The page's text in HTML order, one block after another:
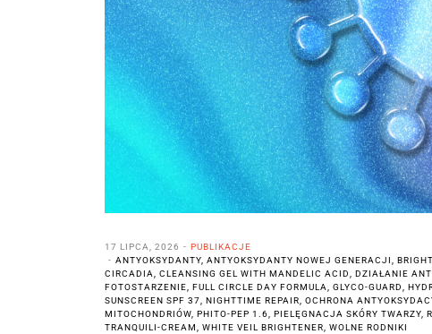
17 LIPCA, 2026
PUBLIKACJE
ANTYOKSYDANTY, ANTYOKSYDANTY NOWEJ GENERACJI,
CIRCADIA, CLEANSING GEL WITH MANDELIC ACID, DZIAŁANIE
FOTOSTARZENIE, FULL CIRCLE DAY FORMULA, GLYCO-GUARD,
SUNSCREEN SPF 37, NIGHTTIME REPAIR, OCHRONA
MITOCHONDRIÓW, PHITO-PEP 1.6, PIELĘGNACJA SKÓRY TWARZY,
TRANQUILI-CREAM, WHITE VEIL BRIGHTENER, WOLNE RODNIKI